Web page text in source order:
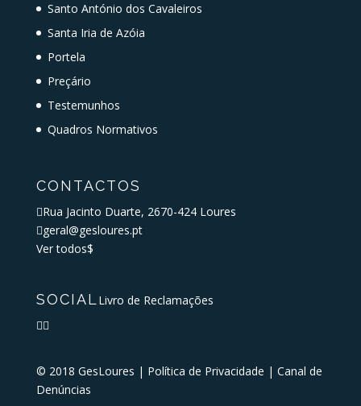
Santo António dos Cavaleiros
Santa Iria de Azóia
Portela
Preçário
Testemunhos
Quadros Normativos
CONTACTOS
Rua Jacinto Duarte, 2670-424 Loures
geral@gesloures.pt
Ver todos$
SOCIAL

Livro de Reclamações
© 2018 GesLoures | Política de Privacidade | Canal de
Denúncias